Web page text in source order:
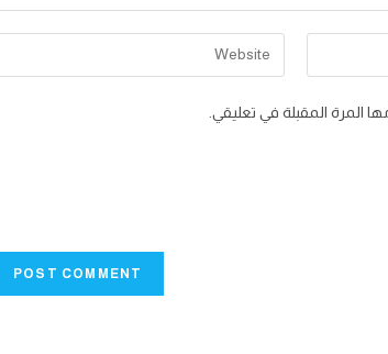
Enter
your
URL
المرة المقبلة في تعليقي.